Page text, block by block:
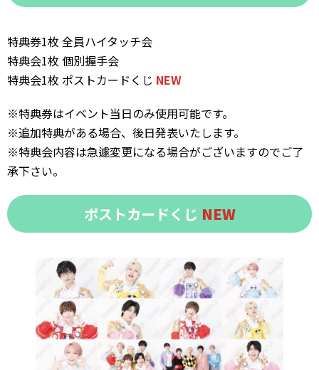
特典券1枚 全員ハイタッチ会
特典会1枚 個別握手会
特典会1枚 ポストカードくじ NEW
※特典券はイベント当日のみ使用可能です。
※追加特典がある場合、後日発表いたします。
※特典会内容は急遽変更になる場合がございますのでご了
承下さい。
ポストカードくじ NEW